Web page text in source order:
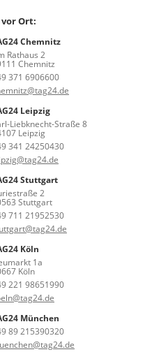
Ort:
Chemnitz
Rathaus 2
Chemnitz
371 6906600
Leipzig
Liebknecht-Straße 8
Leipzig
341 24250430
Stuttgart
2
Stuttgart
711 21952530
Köln
1a
Köln
221 98651990
München
89 215390320